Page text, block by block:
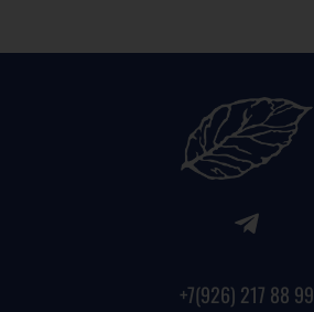
+7(926) 217 88 99